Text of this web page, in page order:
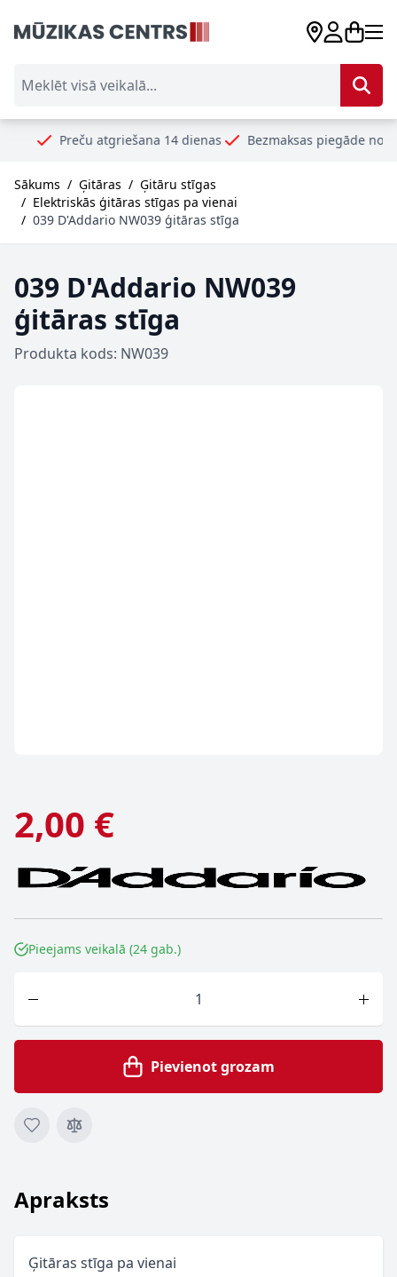
Preču atgriešana 14 dienas Bezmaksas piegāde no 99€
Sākums / Ģitāras / Ģitāru stīgas
/ Elektriskās ģitāras stīgas pa vienai
/ 039 D'Addario NW039 ģitāras stīga
039 D'Addario NW039
ģitāras stīga
Produkta kods: NW039
2,00 €
Pieejams veikalā (24 gab.)
Pievienot grozam
Apraksts
Ģitāras stīga pa vienai